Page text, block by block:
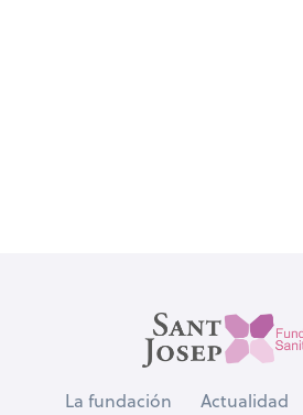
La fundación Actualidad